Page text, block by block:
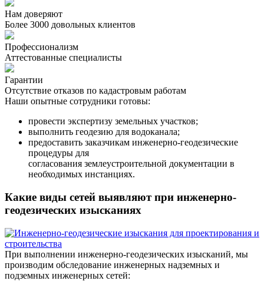
Нам доверяют
Более 3000 довольных клиентов
Профессионализм
Аттестованные специалисты
Гарантии
Отсутствие отказов по кадастровым работам
Наши опытные сотрудники готовы:
провести экспертизу земельных участков;
выполнить геодезию для водоканала;
предоставить заказчикам инженерно-геодезические
процедуры для
согласования землеустроительной документации в
необходимых инстанциях.
Какие виды сетей выявляют при инженерно-
геодезических изысканиях
При выполнении инженерно-геодезических изысканий, мы
производим обследование инженерных надземных и
подземных инженерных сетей: